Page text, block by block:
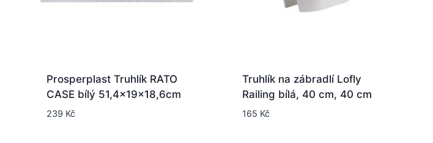
Prosperplast Truhlík RATO
CASE bílý 51,4x19x18,6cm
239 Kč
Truhlík na zábradlí Lofly
Railing bílá, 40 cm, 40 cm
165 Kč